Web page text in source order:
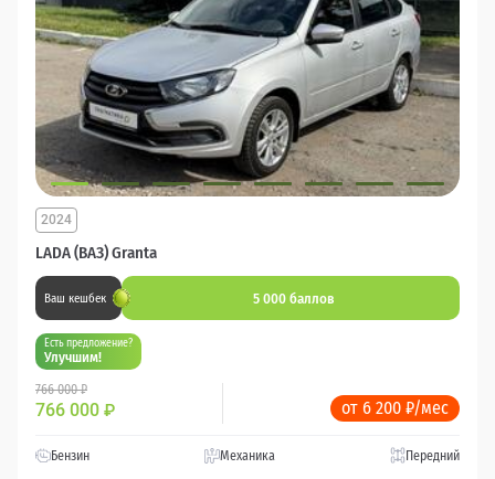
LADA (ВАЗ) Granta
2024
Ваш кешбек 5 000 баллов
Есть предложение?
Улучшим!
766 000 ₽
766 000 ₽ от 6 200 ₽/мес
Бензин Механика Передний